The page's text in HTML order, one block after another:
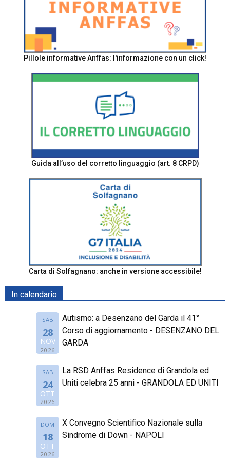
Pillole informative Anffas: l'informazione con un click!
Guida all’uso del corretto linguaggio (art. 8 CRPD)
Carta di Solfagnano: anche in versione accessibile!
In calendario
SAB
28
NOV
2026
Autismo: a Desenzano del Garda il 41°
Corso di aggiornamento - DESENZANO DEL
GARDA
SAB
24
OTT
2026
La RSD Anffas Residence di Grandola ed
Uniti celebra 25 anni - GRANDOLA ED UNITI
DOM
18
OTT
2026
X Convegno Scientifico Nazionale sulla
Sindrome di Down - NAPOLI